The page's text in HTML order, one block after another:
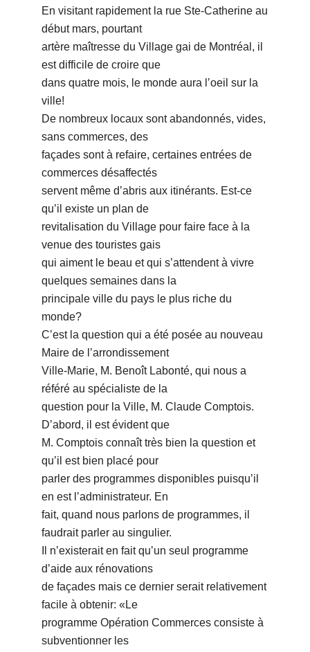
En visitant rapidement la rue Ste-Catherine au
début mars, pourtant
artère maîtresse du Village gai de Montréal, il
est difficile de croire que
dans quatre mois, le monde aura lʼoeil sur la
ville!
De nombreux locaux sont abandonnés, vides,
sans commerces, des
façades sont à refaire, certaines entrées de
commerces désaffectés
servent même dʼabris aux itinérants. Est-ce
quʼil existe un plan de
revitalisation du Village pour faire face à la
venue des touristes gais
qui aiment le beau et qui sʼattendent à vivre
quelques semaines dans la
principale ville du pays le plus riche du
monde?
Cʼest la question qui a été posée au nouveau
Maire de lʼarrondissement
Ville-Marie, M. Benoît Labonté, qui nous a
référé au spécialiste de la
question pour la Ville, M. Claude Comptois.
Dʼabord, il est évident que
M. Comptois connaît très bien la question et
quʼil est bien placé pour
parler des programmes disponibles puisquʼil
en est lʼadministrateur. En
fait, quand nous parlons de programmes, il
faudrait parler au singulier.
Il nʼexisterait en fait quʼun seul programme
dʼaide aux rénovations
de façades mais ce dernier serait relativement
facile à obtenir: «Le
programme Opération Commerces consiste à
subventionner les